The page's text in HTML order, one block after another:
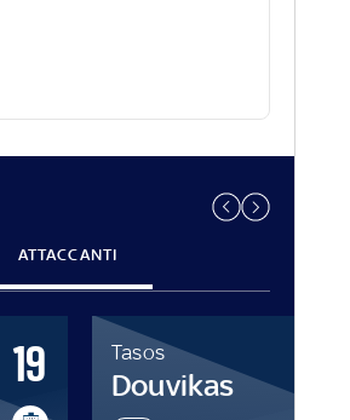
ATTACCANTI
19 Tasos
Douvikas